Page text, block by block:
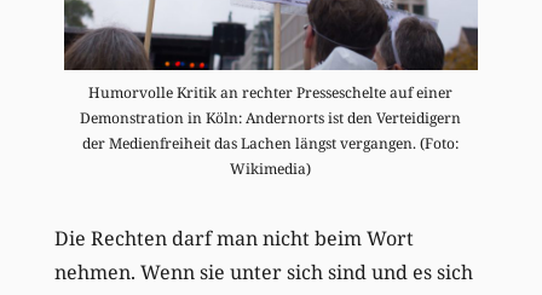
Humorvolle Kritik an rechter Presseschelte auf einer
Demonstration in Köln: Andernorts ist den Verteidigern
der Medienfreiheit das Lachen längst vergangen. (Foto:
Wikimedia)
Die Rechten darf man nicht beim Wort
nehmen. Wenn sie unter sich sind und es sich